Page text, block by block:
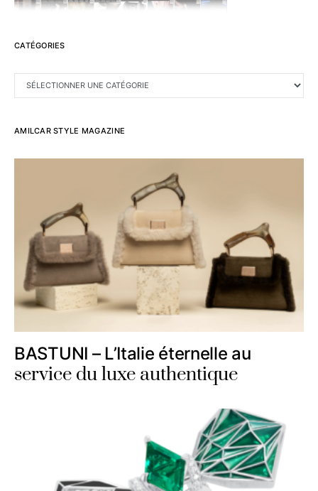
CATÉGORIES
CATÉGORIES
AMILCAR STYLE MAGAZINE
BASTUNI – L’Italie éternelle au
service du luxe authentique